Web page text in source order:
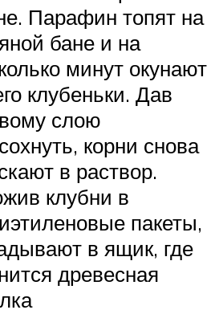
Парафин топят на
бане и на
минут окунают
клубеньки. Дав
слою
корни снова
в раствор.
клубни в
пакеты,
в ящик, где
древесная